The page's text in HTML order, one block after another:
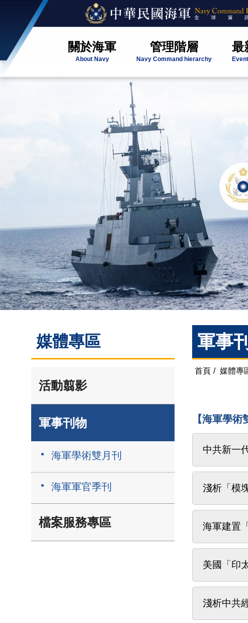
關於海軍
About Navy
管理階層
Navy Command hierarchy
最
媒體專區
活動翦影
軍事刊物
海軍學術雙月刊
海軍軍官季刊
檔案服務專區
軍事
首頁 / 媒體專
【海軍學術
中共新一
淺析「模
海軍建置
美國「印
淺析中共